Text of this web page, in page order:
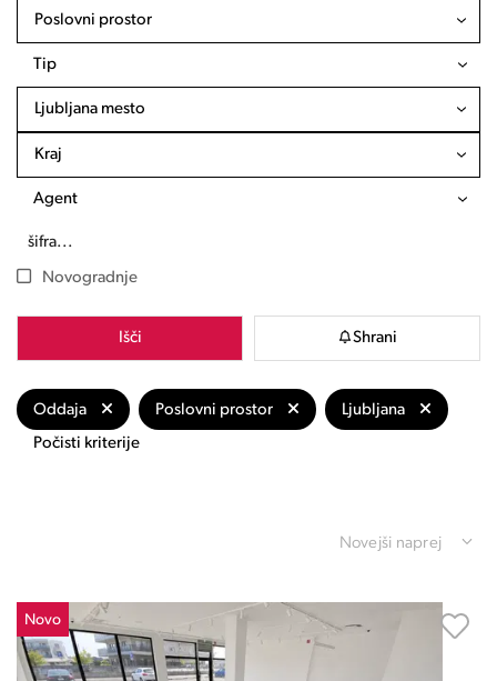
Poslovni prostor
Tip
Ljubljana mesto
Kraj
Agent
Novogradnje
Išči Shrani
Oddaja Poslovni prostor
Ljubljana
Počisti kriterije
Novejši naprej
Novo